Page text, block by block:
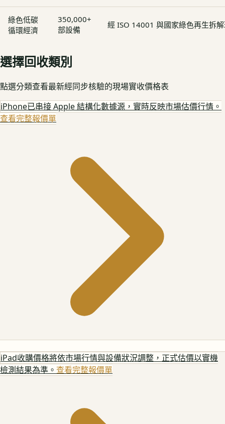
綠色低碳
循環經濟
350,000+
部設備
經 ISO 14001 與國家綠色再生拆
選擇回收類別
點選分類查看最新經同步核驗的現場實收價格表
iPhone已串接 Apple 結構化數據源，實時反映市場估價行情。
查看完整報價單
iPad收購價格將依市場行情與設備狀況調整，正式估價以實機
檢測結果為準。 查看完整報價單